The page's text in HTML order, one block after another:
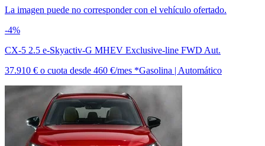
La imagen puede no corresponder con el vehículo ofertado.
-4%
CX-5 2.5 e-Skyactiv-G MHEV Exclusive-line FWD Aut.
37.910 € o cuota desde 460 €/mes *Gasolina | Automático